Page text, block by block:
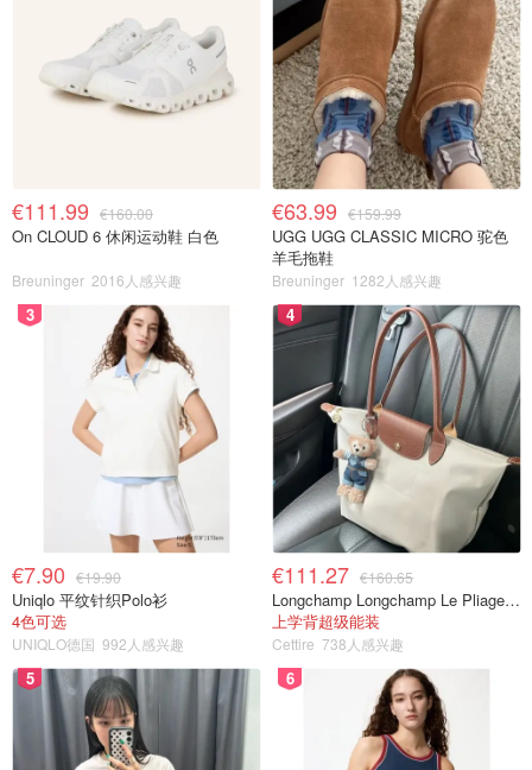
€111.99 €160.00
On CLOUD 6 休闲运动鞋 白色
Breuninger 2016人感兴趣
€63.99 €159.99
UGG UGG CLASSIC MICRO 驼色
羊毛拖鞋
Breuninger 1282人感兴趣
3
€7.90 €19.90
Uniqlo 平纹针织Polo衫
4色可选
UNIQLO德国 992人感兴趣
4
€111.27 €160.65
Longchamp Longchamp Le Pliage 大号手提包
上学背超级能装
Cettire 738人感兴趣
5 6